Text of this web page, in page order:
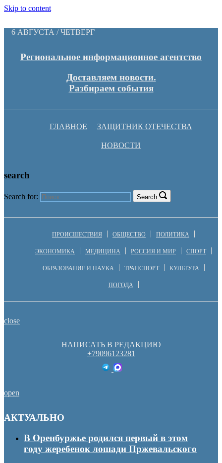
Skip to content
6 АВГУСТА / ЧЕТВЕРГ
Региональное информационное агентство
Доставляем новости.
Разбираем события
ГЛАВНОЕ ЗАЩИТНИК ОТЕЧЕСТВА
НОВОСТИ
search
Search for: Search
ПРОИСШЕСТВИЯ ОБЩЕСТВО ПОЛИТИКА
ЭКОНОМИКА МЕДИЦИНА РОССИЯ И МИР СПОРТ
ОБРАЗОВАНИЕ И НАУКА ТРАНСПОРТ КУЛЬТУРА
ПОГОДА
close
НАПИСАТЬ В РЕДАКЦИЮ
+79096123281
open
АКТУАЛЬНО
В Оренбуржье родился первый в этом
году жеребенок лошади Пржевальского